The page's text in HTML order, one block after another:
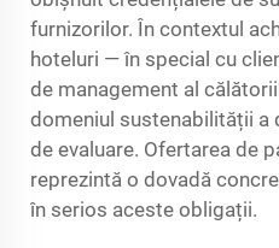
furnizorilor. În contextul
hoteluri — în special cu
de management al
domeniul sustenabilității a
de evaluare. Ofertarea de
reprezintă o dovadă
în serios aceste obligații.